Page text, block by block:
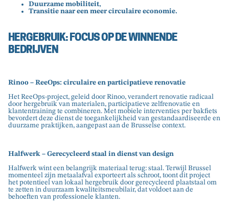
Duurzame mobiliteit,
Transitie naar een meer circulaire economie.
HERGEBRUIK: FOCUS OP DE WINNENDE
BEDRIJVEN
Rinoo – ReeOps: circulaire en participatieve renovatie
Het ReeOps-project, geleid door Rinoo, verandert renovatie radicaal
door hergebruik van materialen, participatieve zelfrenovatie en
klantentraining te combineren. Met mobiele interventies per bakfiets
bevordert deze dienst de toegankelijkheid van gestandaardiseerde en
duurzame praktijken, aangepast aan de Brusselse context.
Halfwerk – Gerecycleerd staal in dienst van design
Halfwerk wint een belangrijk materiaal terug: staal. Terwijl Brussel
momenteel zijn metaalafval exporteert als schroot, toont dit project
het potentieel van lokaal hergebruik door gerecycleerd plaatstaal om
te zetten in duurzaam kwaliteitsmeubilair, dat voldoet aan de
behoeften van professionele klanten.